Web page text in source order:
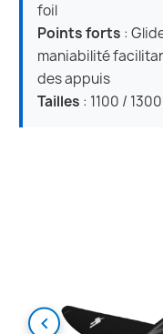
foil
Points forts :
maniabilité
des appuis
Tailles : 1100 /